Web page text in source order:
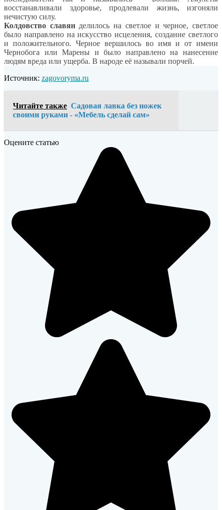
восстанавливали здоровье, продлевали жизнь, изгоняли
нечистую силу.
Колдовство славян делилось на светлое и черное, светлое
было направлено на искусство исцеления, создание светлого
и положительного. Черное вершилось во имя и от имени
Чернобога или Марены и было направлено на нанесение
людям вреда или ущерба. В народе её называли порчей.
Источник: zagovoryma.ru
Читайте также Садовая лавка без ножек
своими руками - «Мебель сделай сам»
Оцените статью